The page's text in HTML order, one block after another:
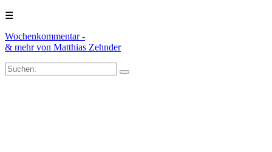
☰
Wochenkommentar -
& mehrvon Matthias Zehnder